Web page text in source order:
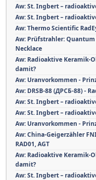
Aw: St. Ingbert –
Aw: St. Ingbert –
Aw: Thermo Scientific
Aw: Prüfstrahler:
Necklace
Aw: Radioaktive Keramik-
damit?
Aw: Uranvorkommen -
Aw: DRSB-88 (ДРСБ-88) -
Aw: St. Ingbert –
Aw: St. Ingbert –
Aw: Uranvorkommen -
Aw: China-Geigerzähler
RAD01, AGT
Aw: Radioaktive Keramik-
damit?
Aw: St. Ingbert –